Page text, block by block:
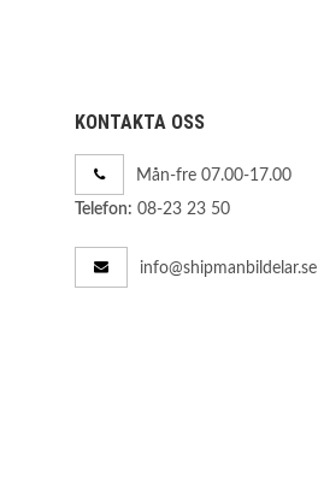
KONTAKTA OSS
Mån-fre 07.00-17.00
Telefon: 08-23 23 50
info@shipmanbildelar.se